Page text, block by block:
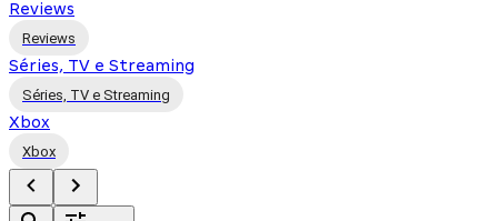
Reviews
Reviews
Séries, TV e Streaming
Séries, TV e Streaming
Xbox
Xbox